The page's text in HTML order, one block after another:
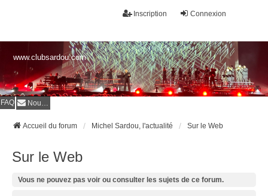
Connexion
Inscription
www.clubsardou.com
FAQ Nous contacter
Accueil du forum Michel Sardou, l'actualité Sur le Web
Sur le Web
Vous ne pouvez pas voir ou consulter les sujets de ce forum.